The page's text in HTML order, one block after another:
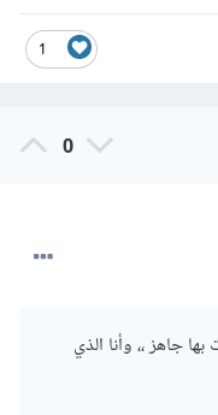
1
0
جاهز ،، وأنا الذي